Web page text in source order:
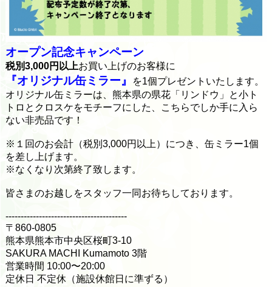
オープン記念キャンペーン
税別3,000円以上お買い上げのお客様に
『オリジナル缶ミラー』
を1個プレゼントいたします。
オリジナル缶ミラーは、熊本県の県花「リンドウ」と小ト
トロとクロスケをモチーフにした、こちらでしか手に入ら
ない非売品です！
※１回のお会計（税別3,000円以上）につき、缶ミラー1個
を差し上げます。
※なくなり次第終了致します。
皆さまのお越しをスタッフ一同お待ちしております。
----------------------------------------
〒860-0805
熊本県熊本市中央区桜町3-10
SAKURA MACHI Kumamoto 3階
営業時間 10:00〜20:00
定休日 不定休（施設休館日に準ずる）